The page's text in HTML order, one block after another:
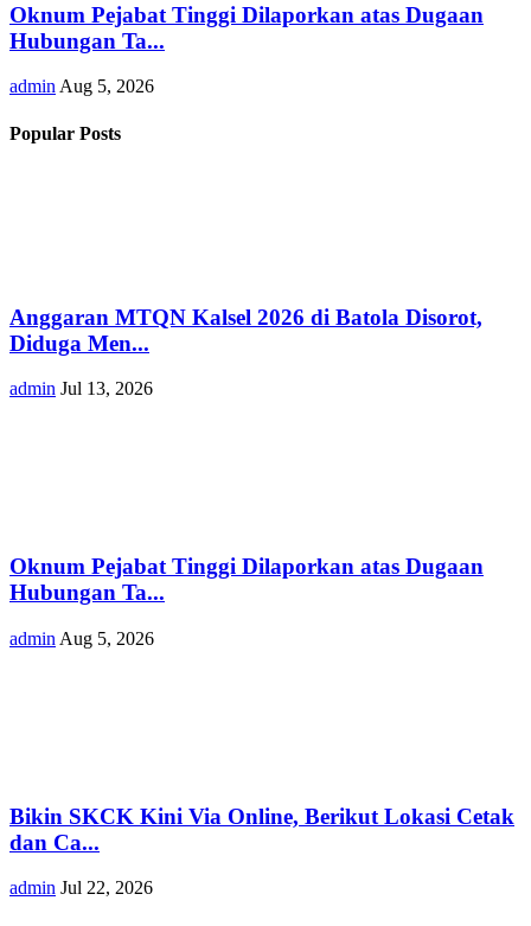
Oknum Pejabat Tinggi Dilaporkan atas Dugaan
Hubungan Ta...
adminAug 5, 2026
Popular Posts
Anggaran MTQN Kalsel 2026 di Batola Disorot,
Diduga Men...
admin Jul 13, 2026
Oknum Pejabat Tinggi Dilaporkan atas Dugaan
Hubungan Ta...
admin Aug 5, 2026
Bikin SKCK Kini Via Online, Berikut Lokasi Cetak
dan Ca...
admin Jul 22, 2026